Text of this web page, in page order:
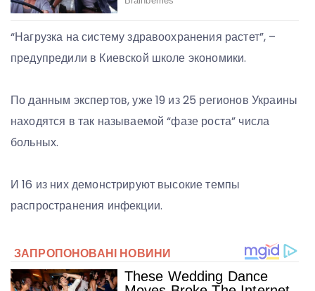
“Нагрузка на систему здравоохранения растет”, –
предупредили в Киевской школе экономики.
По данным экспертов, уже 19 из 25 регионов Украины
находятся в так называемой “фазе роста” числа
больных.
И 16 из них демонстрируют высокие темпы
распространения инфекции.